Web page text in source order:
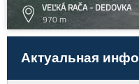
VEĽKÁ RAČA - DEDOVKA
970 m
Актуальная инфо